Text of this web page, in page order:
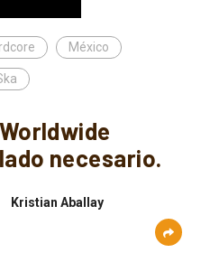
México
necesario.
Kristian Aballay